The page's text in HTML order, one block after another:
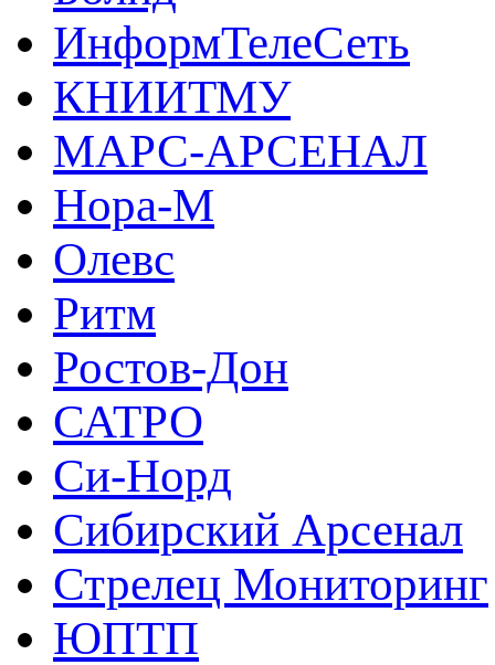
ИнформТелеСеть
КНИИТМУ
МАРС-АРСЕНАЛ
Нора-М
Олевс
Ритм
Ростов-Дон
САТРО
Си-Норд
Сибирский Арсенал
Стрелец Мониторинг
ЮПТП